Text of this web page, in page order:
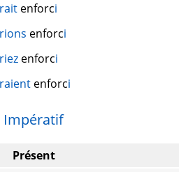
enforci
enforci
enforci
enforci
Impératif
Présent